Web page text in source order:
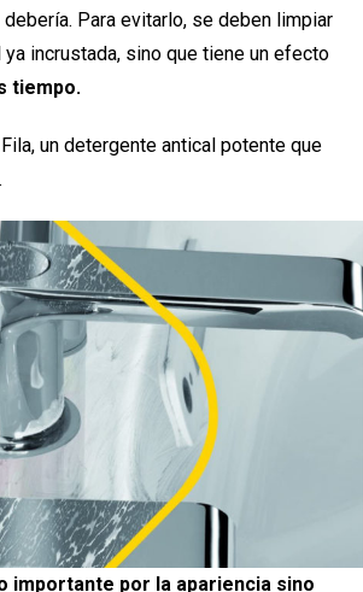
Para evitarlo, se deben limpiar
incrustada, sino que tiene un efecto
tiempo.
un detergente antical potente que
importante por la apariencia sino